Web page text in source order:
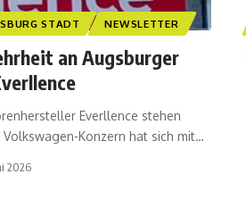
STADT NEWSLETTER
an Augsburger
Everllence stehen
Konzern hat sich mit…
2026